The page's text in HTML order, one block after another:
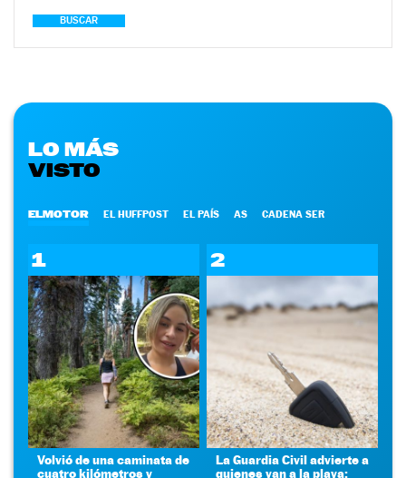
BUSCAR
LO MÁS
VISTO
ELMOTOR EL HUFFPOST EL PAÍS AS CADENA SER
1
Volvió de una caminata de
cuatro kilómetros y
2
La Guardia Civil advierte a
quienes van a la playa: